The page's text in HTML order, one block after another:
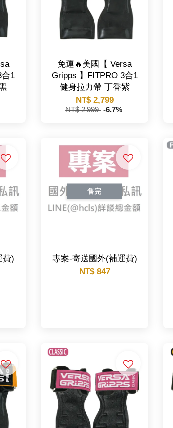
合1
免運🔥美國【 Versa
Gripps 】FITPRO 3合1
健身拉力帶 丁香紫
NT$ 2,799
NT$ 2,999 -6.7%
費)
售完
專案-寄送國外(補運費)
NT$ 847